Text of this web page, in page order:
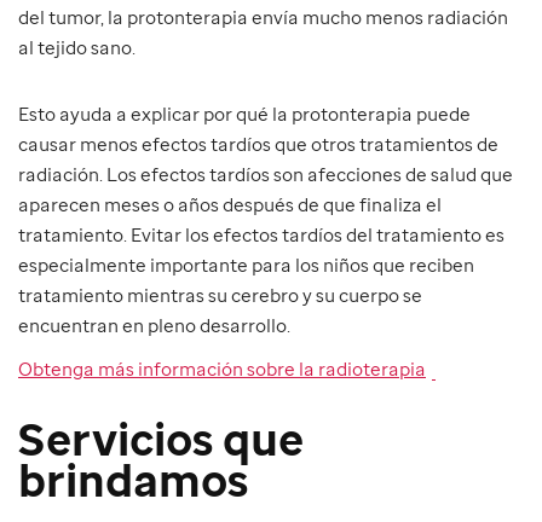
del tumor, la protonterapia envía mucho menos radiación
al tejido sano.
Esto ayuda a explicar por qué la protonterapia puede
causar menos efectos tardíos que otros tratamientos de
radiación. Los efectos tardíos son afecciones de salud que
aparecen meses o años después de que finaliza el
tratamiento. Evitar los efectos tardíos del tratamiento es
especialmente importante para los niños que reciben
tratamiento mientras su cerebro y su cuerpo se
encuentran en pleno desarrollo.
Obtenga más información sobre la radioterapia
Servicios que
brindamos